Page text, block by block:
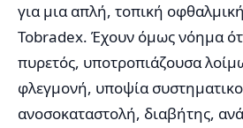
για μια απλή, τοπική
Tobradex. Έχουν όμως νόημα
πυρετός, υποτροπιάζουσα
φλεγμονή, υποψία
ανοσοκαταστολή, διαβήτης,